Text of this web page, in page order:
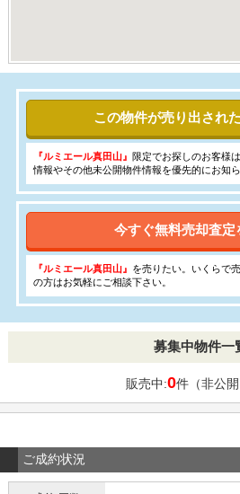
この物件が売り出され
『ルミエール真田山』 限定でお探しのお客様
情報やその他未公開物件情報を優先的にお知ら
今すぐ無料売却査定
『ルミエール真田山』 を売りたい。いくらで
の方はお気軽にご相談下さい。
募集中物件一
販売中:0件（非公
ご成約状況